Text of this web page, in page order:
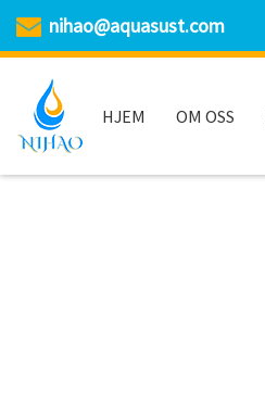
nihao@aquasust.com
HJEM OM OSS